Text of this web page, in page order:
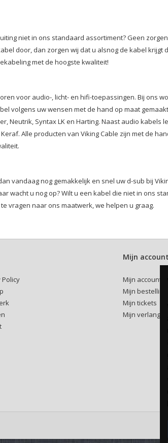
niet in ons standaard assortiment? Geen
door, dan zorgen wij dat u alsnog de kabel krijgt
met de hoogste kwaliteit!
voor audio-, licht- en hifi-toepassingen. Bij ons
volgens uw wensen met de hand op maat
Neutrik, Syntax LK en Harting. Naast audio kabels
Alle producten van Viking Cable zijn met de
vandaag nog gemakkelijk en snel uw d-sub bij
wacht u nog op? Wilt u een kabel die niet in ons
vragen naar ons maatwerk, we helpen u graag.
Policy
Mijn account
Mijn account
Mijn
Mijn tickets
Mijn